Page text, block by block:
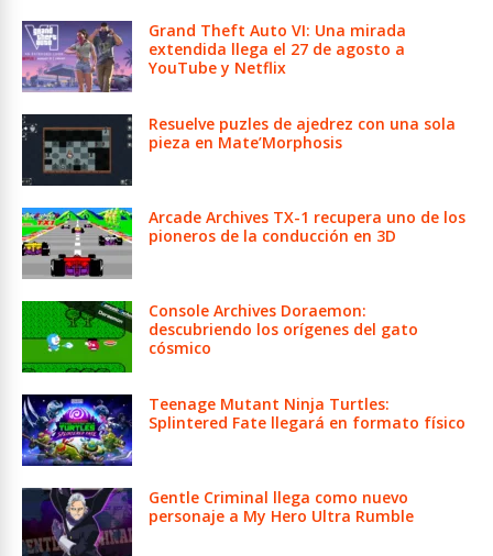
Grand Theft Auto VI: Una mirada
extendida llega el 27 de agosto a
YouTube y Netflix
Resuelve puzles de ajedrez con una sola
pieza en Mate’Morphosis
Arcade Archives TX-1 recupera uno de los
pioneros de la conducción en 3D
Console Archives Doraemon:
descubriendo los orígenes del gato
cósmico
Teenage Mutant Ninja Turtles:
Splintered Fate llegará en formato físico
Gentle Criminal llega como nuevo
personaje a My Hero Ultra Rumble